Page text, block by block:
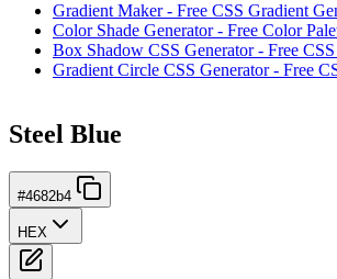
Gradient Maker - Free CSS Gradient
Color Shade Generator - Free Color
Box Shadow CSS Generator - Free
Gradient Circle CSS Generator - Free
Steel Blue
#4682b4
HEX